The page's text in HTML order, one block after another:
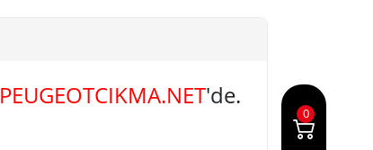
PEUGEOTCIKMA.NET'de.
0